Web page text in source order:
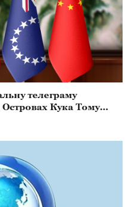
телеграму
Кука Тому